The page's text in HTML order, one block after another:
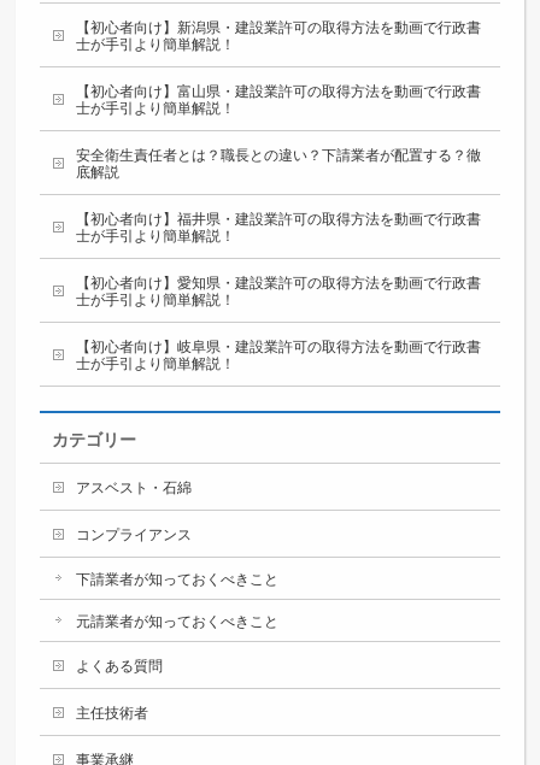
【初心者向け】新潟県・建設業許可の取得方法を動画で行政書
士が手引より簡単解説！
【初心者向け】富山県・建設業許可の取得方法を動画で行政書
士が手引より簡単解説！
安全衛生責任者とは？職長との違い？下請業者が配置する？徹
底解説
【初心者向け】福井県・建設業許可の取得方法を動画で行政書
士が手引より簡単解説！
【初心者向け】愛知県・建設業許可の取得方法を動画で行政書
士が手引より簡単解説！
【初心者向け】岐阜県・建設業許可の取得方法を動画で行政書
士が手引より簡単解説！
カテゴリー
アスベスト・石綿
コンプライアンス
下請業者が知っておくべきこと
元請業者が知っておくべきこと
よくある質問
主任技術者
事業承継